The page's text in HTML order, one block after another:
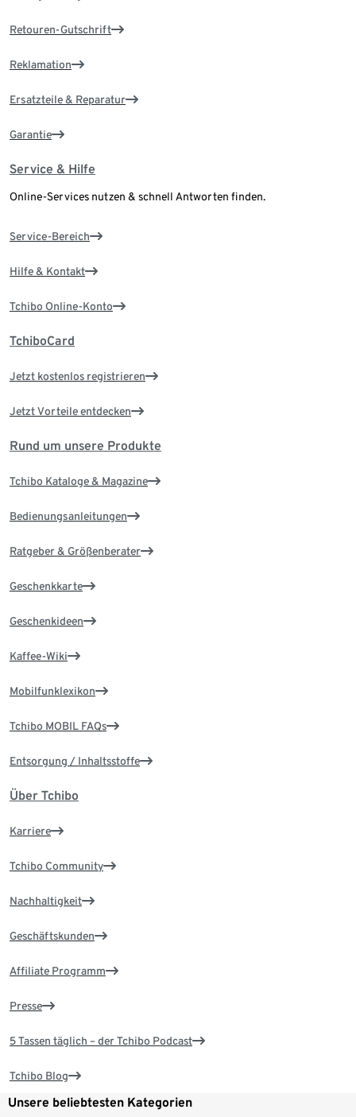
Retouren-Gutschrift
Reklamation
Ersatzteile & Reparatur
Garantie
Service & Hilfe
Online-Services nutzen & schnell Antworten finden.
Service-Bereich
Hilfe & Kontakt
Tchibo Online-Konto
TchiboCard
Jetzt kostenlos registrieren
Jetzt Vorteile entdecken
Rund um unsere Produkte
Tchibo Kataloge & Magazine
Bedienungsanleitungen
Ratgeber & Größenberater
Geschenkkarte
Geschenkideen
Kaffee-Wiki
Mobilfunklexikon
Tchibo MOBIL FAQs
Entsorgung / Inhaltsstoffe
Über Tchibo
Karriere
Tchibo Community
Nachhaltigkeit
Geschäftskunden
Affiliate Programm
Presse
5 Tassen täglich – der Tchibo Podcast
Tchibo Blog
Unsere beliebtesten Kategorien